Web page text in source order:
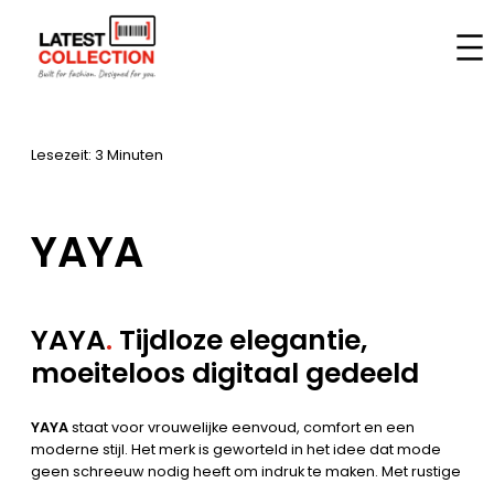
Inhalt
springen
Startseite–Marken
Lesezeit: 3 Minuten
YAYA
YAYA. Tijdloze elegantie,
moeiteloos digitaal gedeeld
YAYAstaat voor vrouwelijke eenvoud, comfort en een
moderne stijl. Het merk is geworteld in het idee dat mode
geen schreeuw nodig heeft om indruk te maken. Met rustige